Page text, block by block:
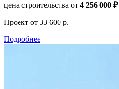
цена строительства от 4 256 000 ₽
Проект от 33 600 р.
Подробнее